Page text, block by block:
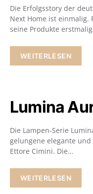
Die Erfolgsstory der
Next Home ist einmalig.
seine Produkte
WEITERLESEN
Lumina
Die Lampen-Serie
gelungene elegante
Ettore Cimini. Die…
WEITERLESEN